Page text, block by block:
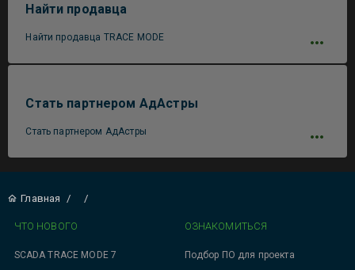
Найти продавца
Найти продавца TRACE MODE
Стать партнером АдАстры
Стать партнером АдАстры
Главная / /
ЧТО НОВОГО
SCADA TRACE MODE 7
ОЗНАКОМИТЬСЯ
Подбор ПО для проекта